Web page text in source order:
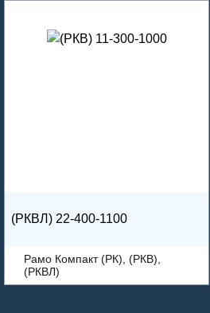
(РКВЛ) 22-400-1100
Рамо Компакт (РК), (РКВ),
(РКВЛ)